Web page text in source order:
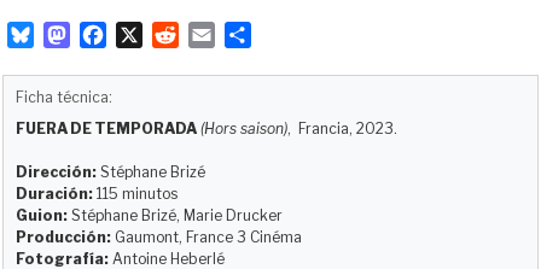
u
s
k
y
M
o
d
o
n
b
o
o
k
X
i
t
l
a
i
r
Ficha técnica:
FUERA DE TEMPORADA (Hors saison), Francia, 2023.
Dirección: Stéphane Brizé
Duración: 115 minutos
Guion: Stéphane Brizé, Marie Drucker
Producción: Gaumont, France 3 Cinéma
Fotografía: Antoine Heberlé